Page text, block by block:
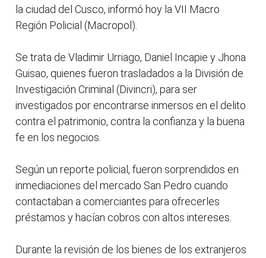
la ciudad del Cusco, informó hoy la VII Macro
Región Policial (Macropol).
Se trata de Vladimir Urriago, Daniel Incapie y Jhona
Guisao, quienes fueron trasladados a la División de
Investigación Criminal (Divincri), para ser
investigados por encontrarse inmersos en el delito
contra el patrimonio, contra la confianza y la buena
fe en los negocios.
Según un reporte policial, fueron sorprendidos en
inmediaciones del mercado San Pedro cuando
contactaban a comerciantes para ofrecerles
préstamos y hacían cobros con altos intereses.
Durante la revisión de los bienes de los extranjeros